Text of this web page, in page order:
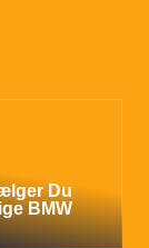
Du
BMW